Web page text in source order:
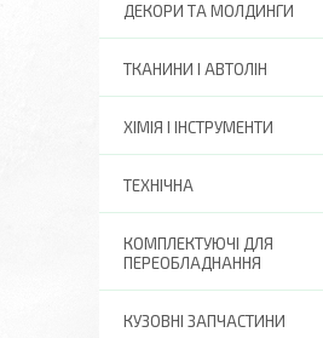
ДЕКОРИ ТА МОЛДИНГИ
ТКАНИНИ І АВТОЛІН
ХІМІЯ І ІНСТРУМЕНТИ
ТЕХНІЧНА
КОМПЛЕКТУЮЧІ ДЛЯ
ПЕРЕОБЛАДНАННЯ
КУЗОВНІ ЗАПЧАСТИНИ